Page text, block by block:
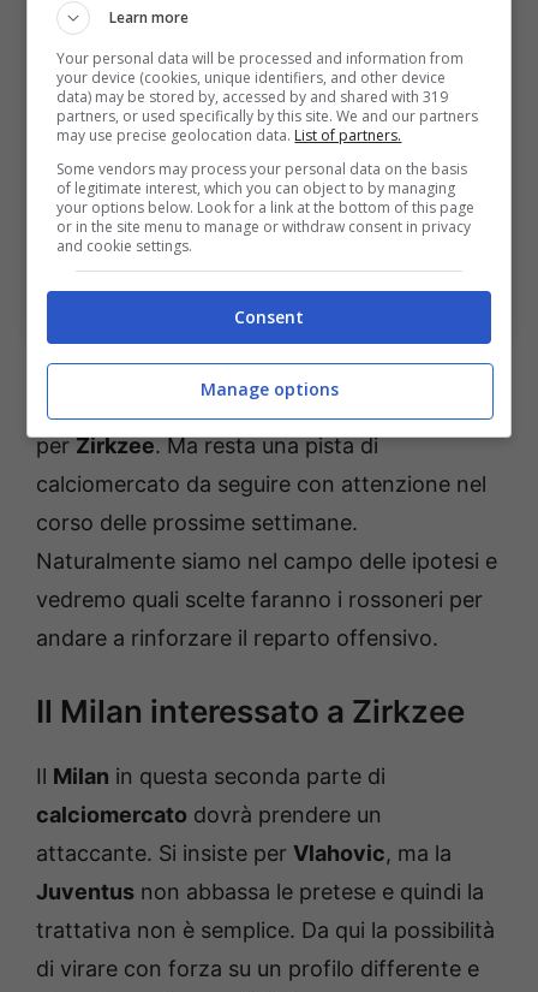
Per il momento non c’è una trattativa
e
Manchester United
perZirkzee. Ma resta una pista di
calciomercato da seguire con attenzione nel
corso delle prossime settimane.
Naturalmente siamo nel campo delle ipotesi e
vedremo quali scelte faranno i rossoneri per
andare a rinforzare il reparto offensivo.
Il Milan interessato a Zirkzee
Il Milan in questa seconda parte di
calciomercato dovrà prendere un
attaccante. Si insiste per Vlahovic, ma la
Juventus non abbassa le pretese e quindi la
trattativa non è semplice. Da qui la possibilità
di virare con forza su un profilo differente e
Learn more
Your personal data will be processed and information from
your device (cookies, unique identifiers, and other device
data) may be stored by, accessed by and shared with 319
partners, or used specifically by this site. We and our partners
may use precise geolocation data. List of partners.
Some vendors may process your personal data on the basis
of legitimate interest, which you can object to by managing
your options below. Look for a link at the bottom of this page
or in the site menu to manage or withdraw consent in privacy
and cookie settings.
Consent
Manage options